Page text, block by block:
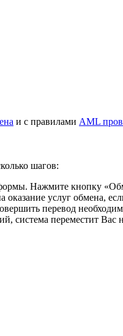
и с правилами AML
шагов:
Нажмите кнопку
оказание услуг обмена,
перевод
система переместит Вас